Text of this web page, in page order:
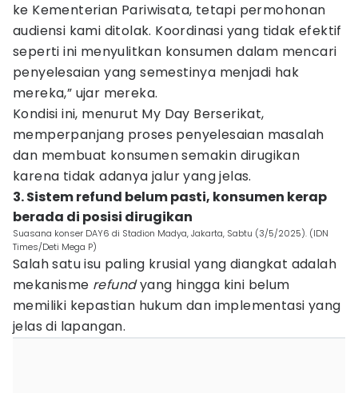
ke Kementerian Pariwisata, tetapi permohonan
audiensi kami ditolak. Koordinasi yang tidak efektif
seperti ini menyulitkan konsumen dalam mencari
penyelesaian yang semestinya menjadi hak
mereka,” ujar mereka.
Kondisi ini, menurut My Day Berserikat,
memperpanjang proses penyelesaian masalah
dan membuat konsumen semakin dirugikan
karena tidak adanya jalur yang jelas.
3. Sistem refund belum pasti, konsumen kerap
berada di posisi dirugikan
Suasana konser DAY6 di Stadion Madya, Jakarta, Sabtu (3/5/2025). (IDN
Times/Deti Mega P)
Salah satu isu paling krusial yang diangkat adalah
mekanisme refundyang hingga kini belum
memiliki kepastian hukum dan implementasi yang
jelas di lapangan.